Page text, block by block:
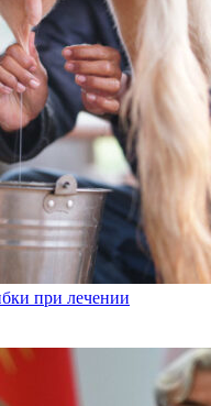
при лечении